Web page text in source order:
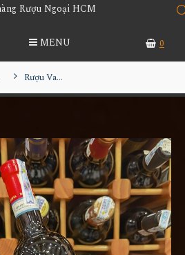
MENU 0
Rượu Vang Santa Sofia Valpolicella Ripasso